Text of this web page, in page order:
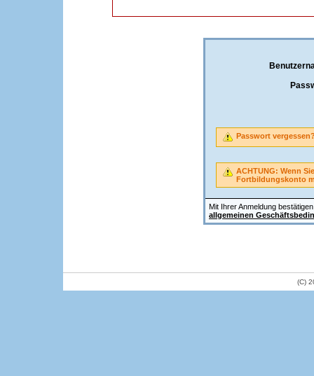
Mit Ihrer Anmeldung
allgemeinen
Passwort
ACHTUNG: Wenn
Fortbildungskonto
(C)